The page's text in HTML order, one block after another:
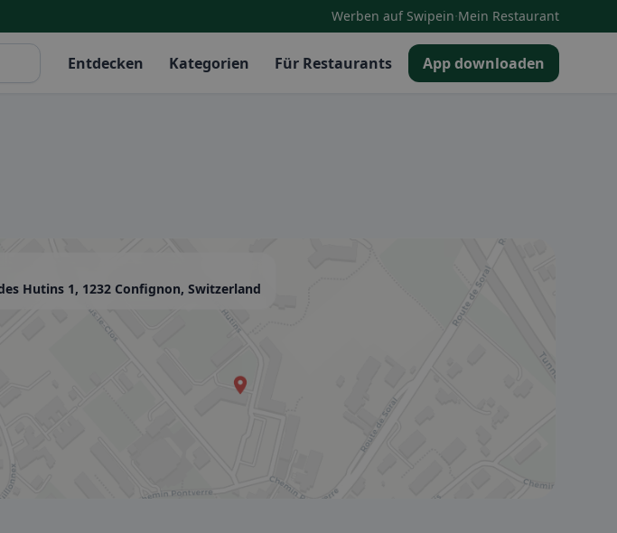
Werben auf Swipein·Mein Restaurant
Entdecken Kategorien Für Restaurants App downloaden
Hutins 1, 1232 Confignon, Switzerland